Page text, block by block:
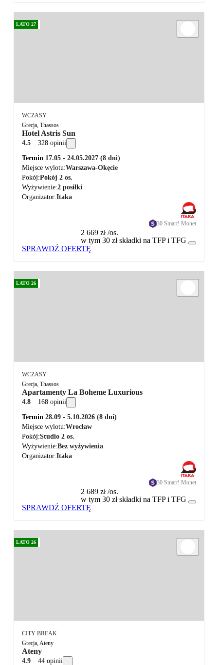
LATO 27
WCZASY
Grecja, Thassos
Hotel Astris Sun
4.5 328 opinii
Termin 17.05 - 24.05.2027 (8 dni)
Miejsce wylotu Warszawa-Okęcie
Pokój Pokój 2 os.
Wyżywienie 2 posiłki
Organizator Itaka
30 Smart! Monet
2 669 zł/os.
w tym 30 zł składki na TFP i TFG
SPRAWDŹ OFERTĘ
LATO 26
WCZASY
Grecja, Thassos
Apartamenty La Boheme Luxurious
4.8 168 opinii
Termin 28.09 - 5.10.2026 (8 dni)
Miejsce wylotu Wrocław
Pokój Studio 2 os.
Wyżywienie Bez wyżywienia
Organizator Itaka
30 Smart! Monet
2 689 zł/os.
w tym 30 zł składki na TFP i TFG
SPRAWDŹ OFERTĘ
LATO 26
CITY BREAK
Grecja, Ateny
Ateny
4.9 44 opinii